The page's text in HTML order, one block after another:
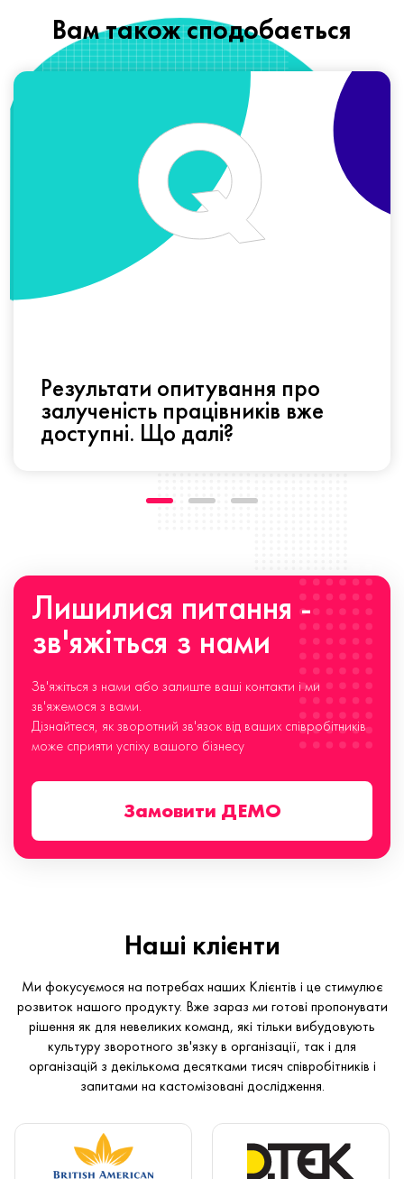
Вам також сподобається
Результати опитування про
залученість працівників вже
доступні. Що далі?
Лишилися питання -
зв'яжіться з нами
Зв'яжіться з нами або залиште ваші контакти і ми
зв'яжемося з вами.
Дізнайтеся, як зворотний зв'язок від ваших співробітників
може сприяти успіху вашого бізнесу
Замовити ДЕМО
Наші клієнти
Ми фокусуємося на потребах наших Клієнтів і це стимулює
розвиток нашого продукту. Вже зараз ми готові пропонувати
рішення як для невеликих команд, які тільки вибудовують
культуру зворотного зв'язку в організації, так і для
організацій з декількома десятками тисяч співробітників і
запитами на кастомізовані дослідження.